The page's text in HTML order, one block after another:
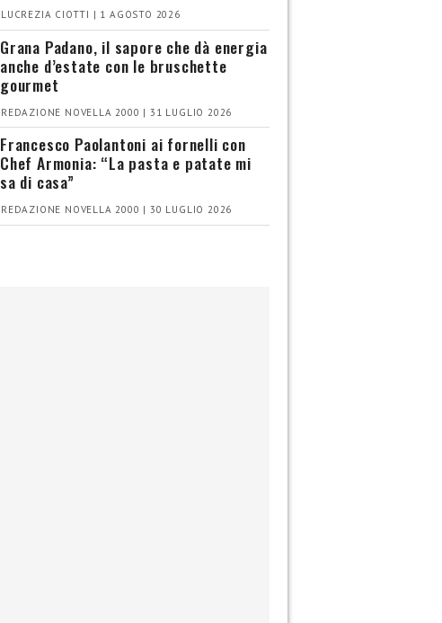
LUCREZIA CIOTTI | 1 AGOSTO 2026
Grana Padano, il sapore che dà energia
anche d’estate con le bruschette
gourmet
REDAZIONE NOVELLA 2000 | 31 LUGLIO 2026
Francesco Paolantoni ai fornelli con
Chef Armonia: “La pasta e patate mi
sa di casa”
REDAZIONE NOVELLA 2000 | 30 LUGLIO 2026